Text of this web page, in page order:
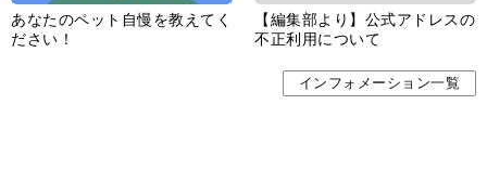
あなたのペット自慢を教えてく
ださい！
【編集部より】公式アドレスの
不正利用について
インフォメーション一覧